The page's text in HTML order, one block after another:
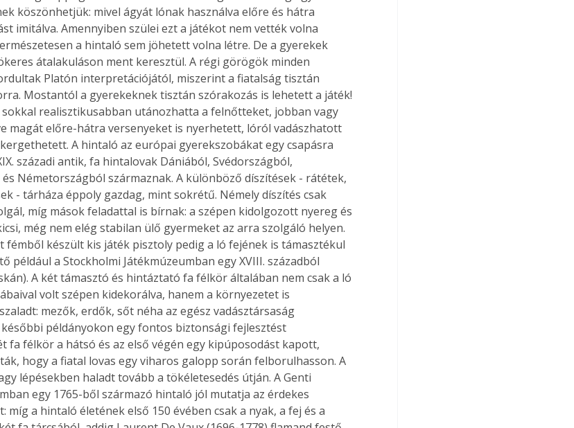
köszönhetjük: mivel ágyát lónak használva előre és hátra
imitálva. Amennyiben szülei ezt a játékot nem vették volna
a hintaló sem jöhetett volna létre. De a gyerekek
átalakuláson ment keresztül. A régi görögök minden
Platón interpretációjától, miszerint a fiatalság tisztán
Mostantól a gyerekeknek tisztán szórakozás is lehetett a játék!
realisztikusabban utánozhatta a felnőtteket, jobban vagy
magát előre-hátra versenyeket is nyerhetett, lóról vadászhatott
A hintaló az európai gyerekszobákat egy csapásra
századi antik, fa hintalovak Dániából, Svédországból,
Németországból származnak. A különböző díszítések - rátétek,
- tárháza éppoly gazdag, mint sokrétű. Némely díszítés csak
míg mások feladattal is bírnak: a szépen kidolgozott nyereg és
még nem elég stabilan ülő gyermeket az arra szolgáló helyen.
fémből készült kis játék pisztoly pedig a ló fejének is támasztékul
például a Stockholmi Játékmúzeumban egy XVIII. századból
A két támasztó és hintáztató fa félkör általában nem csak a ló
volt szépen kidekorálva, hanem a környezetet is
mezők, erdők, sőt néha az egész vadásztársaság
példányokon egy fontos biztonsági fejlesztést
fa félkör a hátsó és az első végén egy kipúposodást kapott,
hogy a fiatal lovas egy viharos galopp során felborulhasson. A
lépésekben haladt tovább a tökéletesedés útján. A Genti
egy 1765-ből származó hintaló jól mutatja az érdekes
míg a hintaló életének első 150 évében csak a nyak, a fej és a